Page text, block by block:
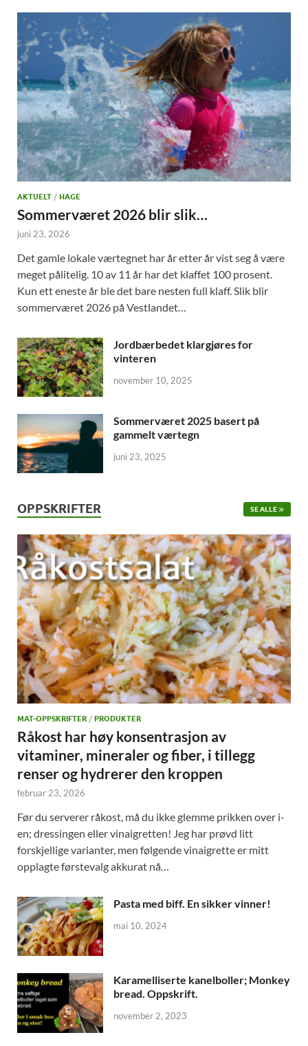
AKTUELT / HAGE
Sommerværet 2026 blir slik…
juni 23, 2026
Det gamle lokale værtegnet har år etter år vist seg å være
meget pålitelig. 10 av 11 år har det klaffet 100 prosent.
Kun ett eneste år ble det bare nesten full klaff. Slik blir
sommerværet 2026 på Vestlandet…
Jordbærbedet klargjøres for
vinteren
november 10, 2025
Sommerværet 2025 basert på
gammelt værtegn
juni 23, 2025
OPPSKRIFTER SE ALLE
MAT-OPPSKRIFTER / PRODUKTER
Råkost har høy konsentrasjon av
vitaminer, mineraler og fiber, i tillegg
renser og hydrerer den kroppen
februar 23, 2026
Før du serverer råkost, må du ikke glemme prikken over i-
en; dressingen eller vinaigretten! Jeg har prøvd litt
forskjellige varianter, men følgende vinaigrette er mitt
opplagte førstevalg akkurat nå…
Pasta med biff. En sikker vinner!
mai 10, 2024
Karamelliserte kanelboller; Monkey
bread. Oppskrift.
november 2, 2023